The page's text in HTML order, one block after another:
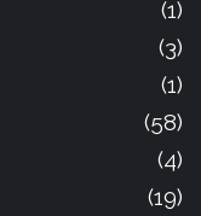
(1)
(3)
(1)
(58)
(4)
(19)